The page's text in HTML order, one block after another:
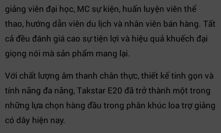
giảng viên đại học, MC sự kiện, huấn luyện viên thể
thao, hướng dẫn viên du lịch và nhân viên bán hàng. Tất
cả đều đánh giá cao sự tiện lợi và hiệu quả khuếch đại
giọng nói mà sản phẩm mang lại.
Với chất lượng âm thanh chân thực, thiết kế tinh gọn và
tính năng đa năng, Takstar E20 đã trở thành một trong
những lựa chọn hàng đầu trong phân khúc loa trợ giảng
có dây hiện nay.